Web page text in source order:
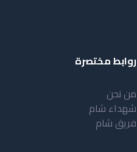
روابط مختصرة
من نحن
شهداء شام
فريق شام